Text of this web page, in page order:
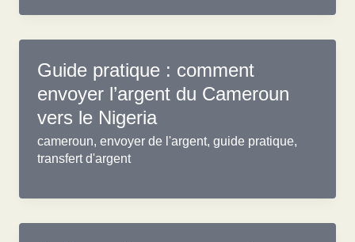
Guide pratique : comment
envoyer l’argent du Cameroun
vers le Nigeria
cameroun,envoyer de l'argent,guide pratique,
transfert d'argent